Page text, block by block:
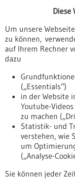
Veranstaltungen
Nach oben
Diese
Um unsere
zu können,
auf Ihrem Rechner
dazu
(„Essentials“)
in der Website
Youtube-
zu machen
Statistik- und
verstehen, wie
um
(„Analyse-
Sie können jeder